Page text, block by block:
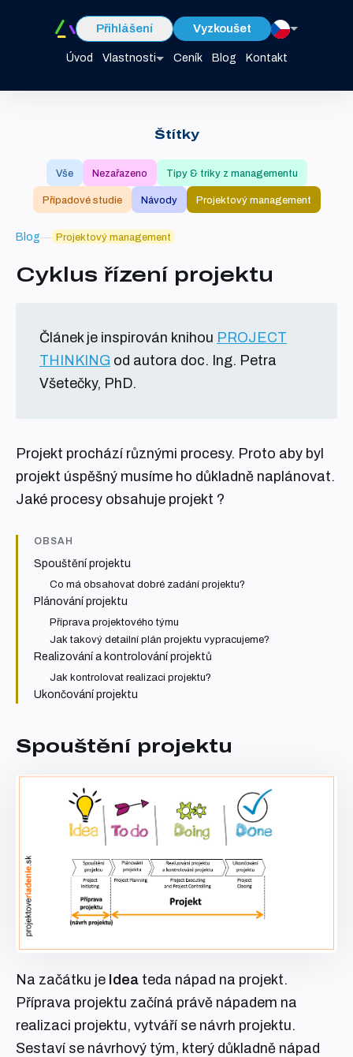
Úvod Vlastnosti Ceník Blog Kontakt
Přihlášení Vyzkoušet
Blog Projektový management
Cyklus řízení projektu
Článek je inspirován knihou PROJECT
THINKING od autora doc. Ing. Petra
Všetečky, PhD.
Projekt prochází různými procesy. Proto aby byl
projekt úspěšný musíme ho důkladně naplánovat.
Jaké procesy obsahuje projekt ?
OBSAH
Spouštění projektu
Co má obsahovat dobré zadání projektu?
Plánování projektu
Příprava projektového týmu
Jak takový detailní plán projektu vypracujeme?
Realizování a kontrolování projektů
Jak kontrolovat realizaci projektu?
Ukončování projektu
Spouštění projektu
Na začátku je Idea teda nápad na projekt.
Příprava projektu začíná právě nápadem na
realizaci projektu, vytváří se návrh projektu.
Sestaví se návrhový tým, který důkladně nápad
Štítky
Vše Nezařazeno Tipy & triky z managementu
Případové studie Návody Projektový management